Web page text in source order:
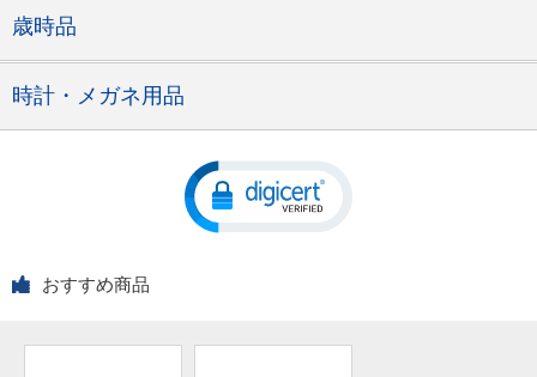
歳時品
時計・メガネ用品
おすすめ商品